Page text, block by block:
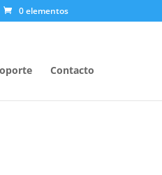
0 elementos
Contacto